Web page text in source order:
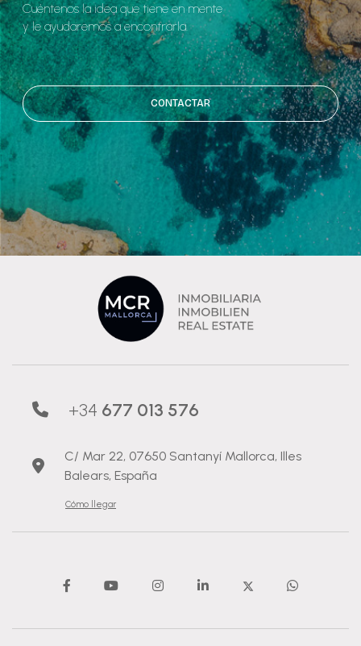
Cuéntenos la idea que tiene en mente
y le ayudaremos a encontrarla.
CONTACTAR
+34 677 013 576
C/ Mar 22, 07650 Santanyí Mallorca, Illes
Balears, España
Cómo llegar